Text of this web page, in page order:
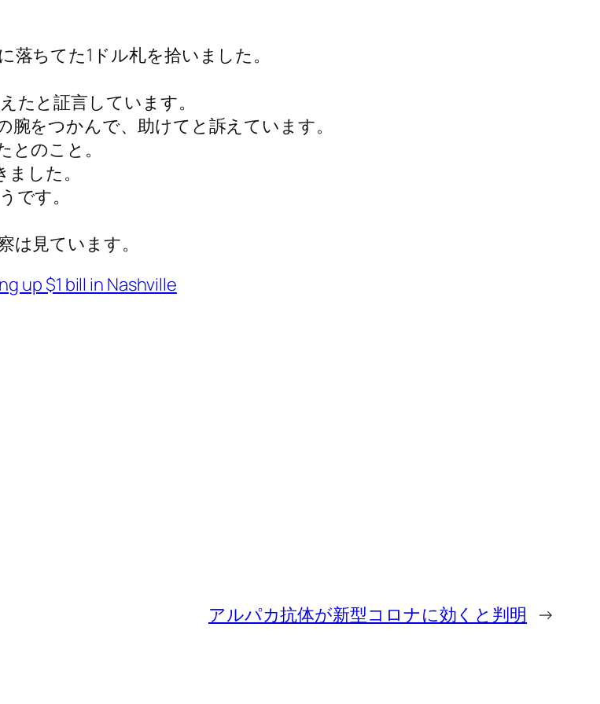
ちてた1ドル札を拾いました。
たと証言しています。
をつかんで、助けてと訴えています。
のこと。
した。
です。
見ています。
up $1 bill in Nashville
アルパカ抗体が新型コロナに効くと判明 →